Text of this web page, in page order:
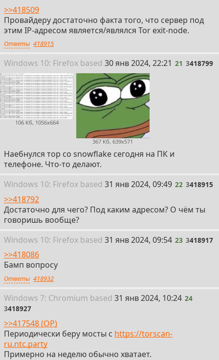
>>418509
Провайдеру достаточно факта того, что сервер под
этим IP-адресом является/являлся Tor exit-node.
Ответы 418915
Windows 10: Firefox based 21
30 янв 2024, 22:21 21 3418799
106 Кб, 1056x664
367 Кб, 639x571
Наебнулся тор со snowflake сегодня на ПК и
телефоне. Что-то делают.
Windows 10: Firefox based 22
31 янв 2024, 09:49 22 3418915
>>418792
Достаточно для чего? Под каким адресом? О чём ты
говоришь вообще?
Windows 10: Firefox based 23
31 янв 2024, 09:54 23 3418917
>>418086
Бамп вопросу
Ответы 418932
Windows 7: Chromium based 24
31 янв 2024, 10:24 24
3418927
>>417548 (OP)
Периодически беру мосты с https://torscan-
ru.ntc.party
Примерно на неделю обычно хватает.